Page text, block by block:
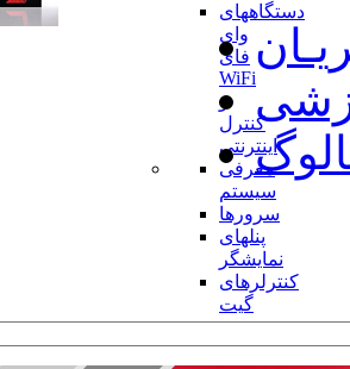
دستگاههای
وای
فای
WiFi
و
کنترل
اینترنتی
معرفی
سیستم
سرورها
پنلهای
نمایشگر
کنترلرهای
گیت